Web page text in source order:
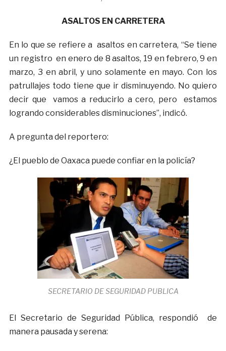
ASALTOS EN CARRETERA
En lo que se refiere a asaltos en carretera, “Se tiene
un registro en enero de 8 asaltos, 19 en febrero, 9 en
marzo, 3 en abril, y uno solamente en mayo. Con los
patrullajes todo tiene que ir disminuyendo. No quiero
decir que vamos a reducirlo a cero, pero estamos
logrando considerables disminuciones”, indicó.
A pregunta del reportero:
¿El pueblo de Oaxaca puede confiar en la policía?
SECRETARIO DE SEGURIDAD PUBLICA
El Secretario de Seguridad Pública, respondió de
manera pausada y serena: